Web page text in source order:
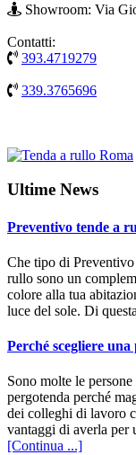
Showroom: Via
Contatti:
393.4719279
339.3765696
Ultime News
Preventivo tende a
Che tipo di
rullo sono un
colore alla tua
luce del sole. Di
Perché scegliere una
Sono molte le
pergotenda perché
dei colleghi di lavoro
vantaggi di averla per
[Continua ...]infoPerché